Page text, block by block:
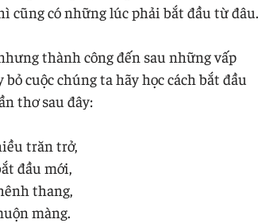
cũng có những lúc phải bắt đầu từ đâu.
thành công đến sau những vấp
cuộc chúng ta hãy học cách bắt đầu
thơ sau đây:
trăn trở,
đầu mới,
thang,
màng.